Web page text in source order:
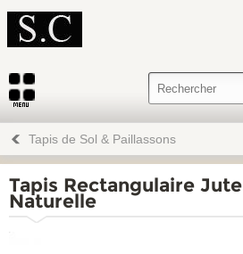
Tapis de Sol & Paillassons
Tapis Rectangulaire Jute
Naturelle